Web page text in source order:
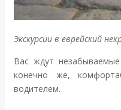
Экскурсии в еврейский
Вас ждут
конечно же,
водителем.